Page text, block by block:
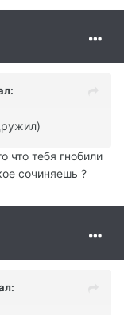
что тебя гнобили
сочиняешь ?